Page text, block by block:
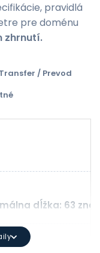
pravidlá
pre doménu
zhrnutí.
Transfer / Prevod
dĺžka: 63